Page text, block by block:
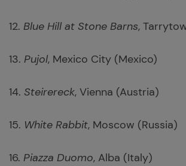
12. Blue Hill at Stone Barns,
13. Pujol, Mexico City (Mexico)
14. Steirereck, Vienna (Austria)
15. White Rabbit, Moscow (Russia)
16. Piazza Duomo, Alba (Italy)